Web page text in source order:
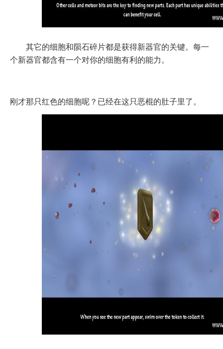
其它的细胞和陨石碎片都是获得新器官的关键。每一
个新器官都含有一个对你的细胞有利的能力。
刚才那只红色的细胞呢？已经在这只恶棍的肚子里了。